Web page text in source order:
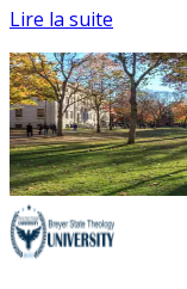
Lire la suite